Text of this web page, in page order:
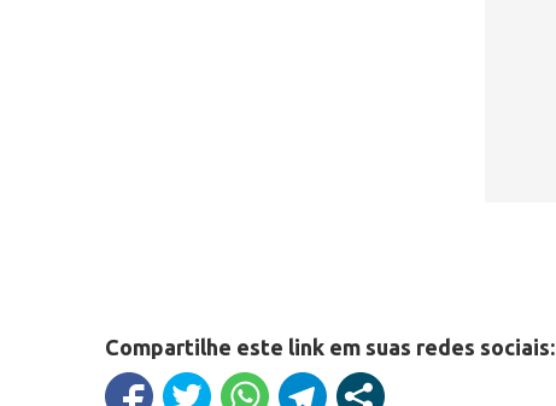
Compartilhe este link em suas redes sociais: